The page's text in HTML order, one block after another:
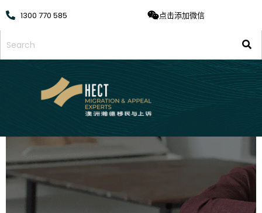
1300 770 585 点击添加微信